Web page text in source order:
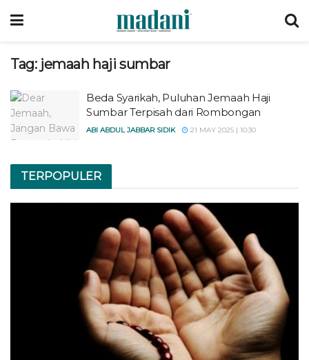
Tag: jemaah haji sumbar
Beda Syarikah, Puluhan Jemaah Haji
Sumbar Terpisah dari Rombongan
ABI ABDUL JABBAR SIDIK 21 MAY 2025 | 10:30
TERPOPULER